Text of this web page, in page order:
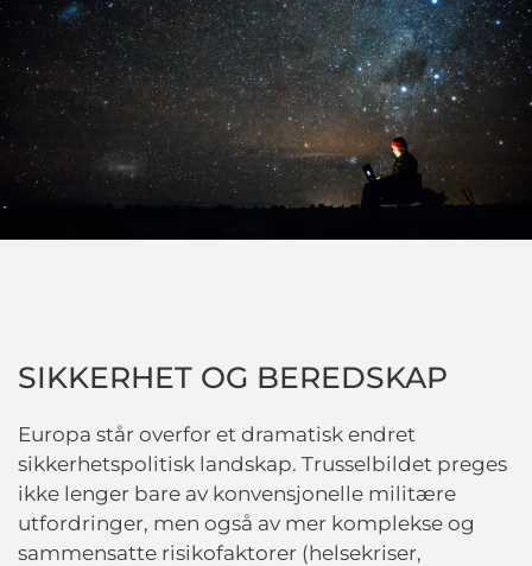
SIKKERHET OG BEREDSKAP
Europa står overfor et dramatisk endret
sikkerhetspolitisk landskap. Trusselbildet preges
ikke lenger bare av konvensjonelle militære
utfordringer, men også av mer komplekse og
sammensatte risikofaktorer (helsekriser,